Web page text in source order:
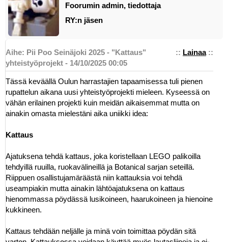
Foorumin admin, tiedottaja
RY:n jäsen
:: Lainaa::
Aihe: Pii Poo Seinäjoki 2025 - "Kattaus"
yhteistyöprojekt - 14/10/2025 00:05
Tässä keväällä Oulun harrastajien tapaamisessa tuli pienen
rupattelun aikana uusi yhteistyöprojekti mieleen. Kyseessä on
vähän erilainen projekti kuin meidän aikaisemmat mutta on
ainakin omasta mielestäni aika uniikki idea:
Kattaus
Ajatuksena tehdä kattaus, joka koristellaan LEGO palikoilla
tehdyillä ruuilla, ruokavälineillä ja Botanical sarjan seteillä.
Riippuen osallistujamäräästä niin kattauksia voi tehdä
useampiakin mutta ainakin lähtöajatuksena on kattaus
hienommassa pöydässä lusikoineen, haarukoineen ja hienoine
kukkineen.
Kattaus tehdään neljälle ja minä voin toimittaa pöydän sitä